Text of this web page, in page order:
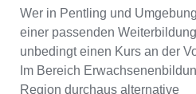
Wer in Pentling und
einer passenden
unbedingt einen Kurs an der
Im Bereich
Region durchaus alternative